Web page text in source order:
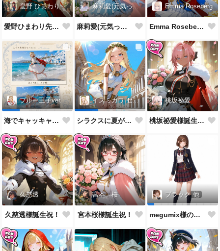
愛野 ひまわり先生
愛野ひまわり先生誕生祝！
麻莉愛(元気っ子)
麻莉愛(元気っ子)様誕生祝！
Emma Roseberg
Emma Roseberg様誕生祝！
ブルー王子ver.
海でキャッキャウフフするやつ
イズミカワ セリヌンver.
シラクスに夏がやってきたぜ！
桃坂祕愛
桃坂祕愛様誕生祝！
久慈透
久慈透様誕生祝！
宮本 桜
宮本桜様誕生祝！
ブラック 他
megumix様の英国風制服をお借りしてきた